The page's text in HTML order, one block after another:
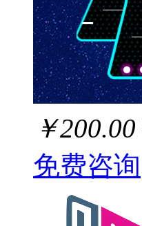
￥200.00
免费咨询